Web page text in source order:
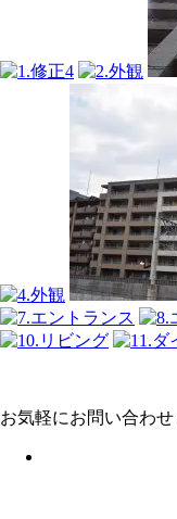
お気軽にお問い合わせ